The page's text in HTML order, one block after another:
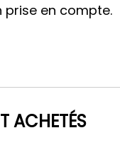
prise en compte.
ACHETÉS